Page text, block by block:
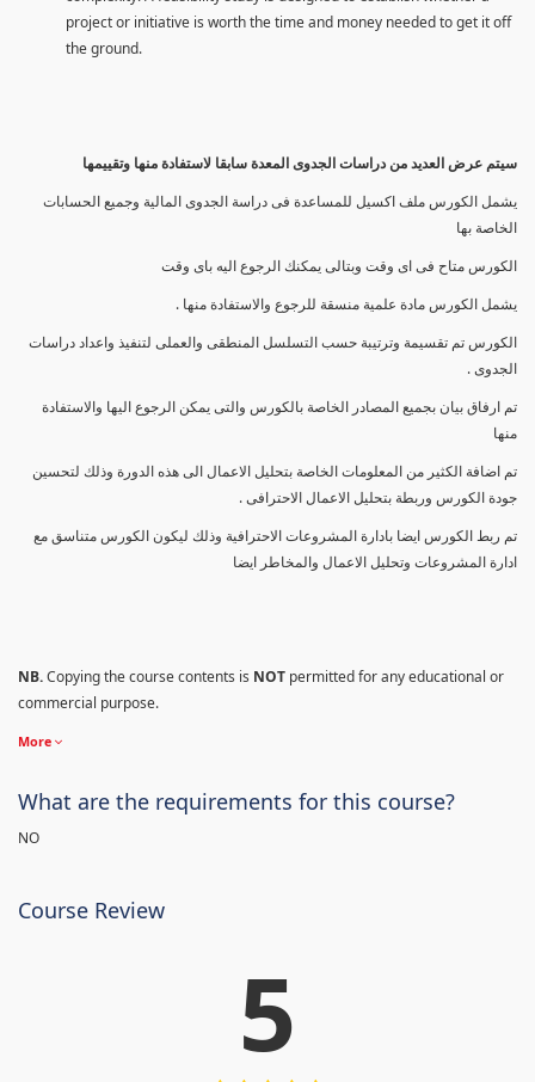
project or initiative is worth the time and money needed to get it off
the ground.
سيتم عرض العديد من دراسات الجدوى المعدة سابقا لاستفادة منها وتقييمها
يشمل الكورس ملف اكسيل للمساعدة فى دراسة الجدوى المالية وجميع الحسابات
الخاصة بها
الكورس متاح فى اى وقت وبتالى يمكنك الرجوع اليه باى وقت
يشمل الكورس مادة علمية منسقة للرجوع والاستفادة منها .
الكورس تم تقسيمة وترتيبة حسب التسلسل المنطقى والعملى لتنفيذ واعداد دراسات
الجدوى .
تم ارفاق بيان بجميع المصادر الخاصة بالكورس والتى يمكن الرجوع اليها والاستفادة
منها
تم اضافة الكثير من المعلومات الخاصة بتحليل الاعمال الى هذه الدورة وذلك لتحسين
جودة الكورس وربطة بتحليل الاعمال الاحترافى .
تم ربط الكورس ايضا بادارة المشروعات الاحترافية وذلك ليكون الكورس متناسق مع
ادارة المشروعات وتحليل الاعمال والمخاطر ايضا
NB.Copying the course contents is NOT permitted for any educational or
commercial purpose.
More
What are the requirements for this course?
NO
Course Review
5